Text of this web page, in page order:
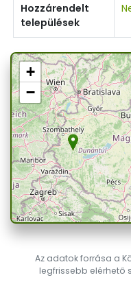
Hozzárendelt
települések
+
−
Az adatok forrása a
legfrissebb elérhető